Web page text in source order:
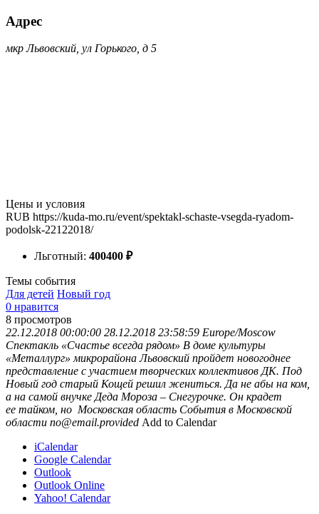
Адрес
мкр Львовский, ул Горького, д 5
Цены и условия
RUB https://kuda-mo.ru/event/spektakl-schaste-vsegda-ryadom-
podolsk-22122018/
Льготный: 400400 ₽
Темы события
Для детей Новый год
0 нравится
8 просмотров
22.12.2018 00:00:00 28.12.2018 23:58:59 Europe/Moscow
Спектакль «Счастье всегда рядом» В доме культуры
«Металлург» микрорайона Львовский пройдет новогоднее
представление с участием творческих коллективов ДК. Под
Новый год старый Кощей решил жениться. Да не абы на ком,
а на самой внучке Деда Мороза – Снегурочке. Он крадет
ее тайком, но Московская область События в Московской
области no@email.provided Add to Calendar
iCalendar
Google Calendar
Outlook
Outlook Online
Yahoo! Calendar